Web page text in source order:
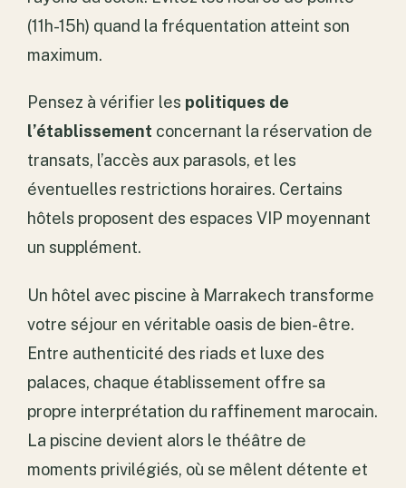
(11h-15h) quand la fréquentation atteint son
maximum.
Pensez à vérifier les politiques de
l’établissement concernant la réservation de
transats, l’accès aux parasols, et les
éventuelles restrictions horaires. Certains
hôtels proposent des espaces VIP moyennant
un supplément.
Un hôtel avec piscine à Marrakech transforme
votre séjour en véritable oasis de bien-être.
Entre authenticité des riads et luxe des
palaces, chaque établissement offre sa
propre interprétation du raffinement marocain.
La piscine devient alors le théâtre de
moments privilégiés, où se mêlent détente et